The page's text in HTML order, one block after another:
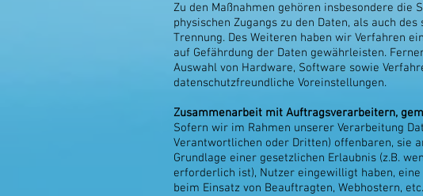
Zu den Maßnahmen gehören insbesondere
physischen Zugangs zu den Daten, als auch
Trennung. Des Weiteren haben wir Verfahren
auf Gefährdung der Daten gewährleisten.
Auswahl von Hardware, Software sowie
datenschutzfreundliche Voreinstellungen.
Zusammenarbeit mit Auftragsverarbeitern,
Sofern wir im Rahmen unserer Verarbeitung
Verantwortlichen oder Dritten) offenbaren, sie
Grundlage einer gesetzlichen Erlaubnis (z.B.
erforderlich ist), Nutzer eingewilligt haben,
beim Einsatz von Beauftragten, Webhostern,